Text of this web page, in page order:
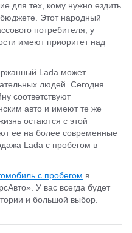
для тех, кому нужно ездить
Этот народный
потребителя, у
имеют приоритет над
Lada может
людей. Сегодня
соответствуют
авто и имеют те же
остаются с этой
ее на более современные
Lada с пробегом в
с пробегом в
У вас всегда будет
и большой выбор.